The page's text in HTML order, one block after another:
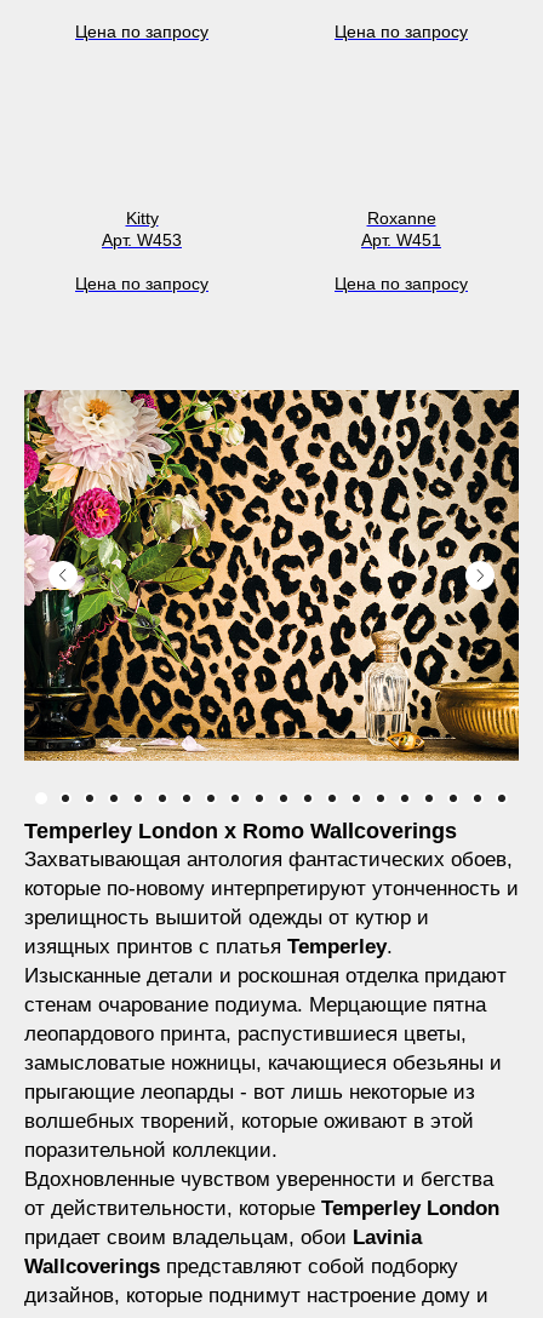
Цена по запросу Цена по запросу
Kitty
Арт. W453
Цена по запросу
Roxanne
Арт. W451
Цена по запросу
Temperley London x Romo Wallcoverings
Захватывающая антология фантастических обоев,
которые по-новому интерпретируют утонченность и
зрелищность вышитой одежды от кутюр и
изящных принтов с платья Temperley.
Изысканные детали и роскошная отделка придают
стенам очарование подиума. Мерцающие пятна
леопардового принта, распустившиеся цветы,
замысловатые ножницы, качающиеся обезьяны и
прыгающие леопарды - вот лишь некоторые из
волшебных творений, которые оживают в этой
поразительной коллекции.
Вдохновленные чувством уверенности и бегства
от действительности, которые Temperley London
придает своим владельцам, обои Lavinia
Wallcoverings представляют собой подборку
дизайнов, которые поднимут настроение дому и